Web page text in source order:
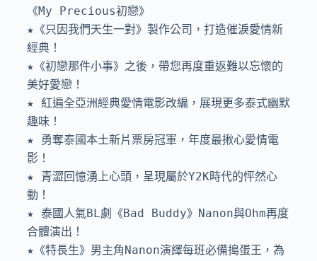
《My Precious初戀》
★《只因我們天生一對》製作公司，打造催淚愛情新
經典！
★《初戀那件小事》之後，帶您再度重返難以忘懷的
美好愛戀！
★ 紅遍全亞洲經典愛情電影改編，展現更多泰式幽默
趣味！
★ 勇奪泰國本土新片票房冠軍，年度最揪心愛情電
影！
★ 青澀回憶湧上心頭，呈現屬於Y2K時代的怦然心
動！
★ 泰國人氣BL劇《Bad Buddy》Nanon與Ohm再度
合體演出！
★《特長生》男主角Nanon演繹每班必備搗蛋王，為